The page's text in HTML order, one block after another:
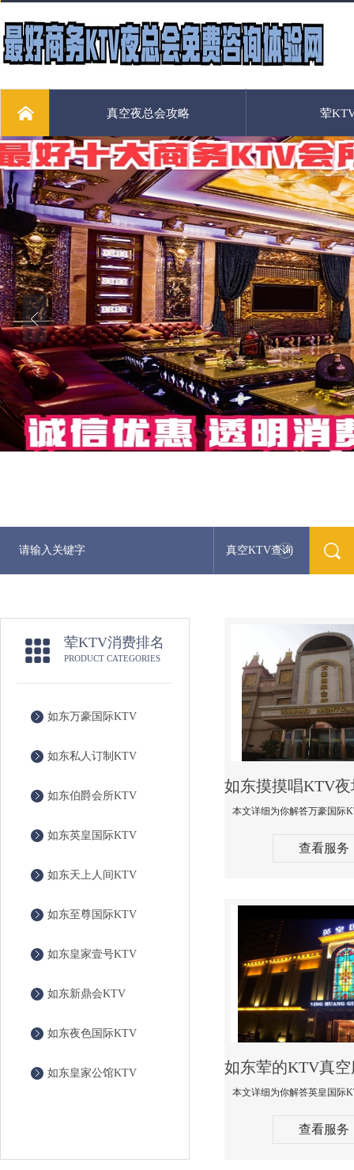
真空夜总会攻略 荤
真空KTV查询
荤KTV消费排名
PRODUCT CATEGORIES
如东万豪国际KTV
如东私人订制KTV
如东伯爵会所KTV
如东英皇国际KTV
如东天上人间KTV
如东至尊国际KTV
如东皇家壹号KTV
如东新鼎会KTV
如东夜色国际KTV
如东皇家公馆KTV
查看服务
查看服务